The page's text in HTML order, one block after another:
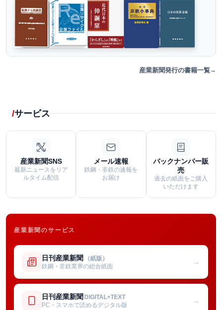
産業新聞発行の書籍一覧
サービス
産業新聞SNS
最新ニュースをリア
ルタイム配信
メール速報
鉄鋼・非鉄の速報を
お届け
バックナンバー販
売
過去の紙面をご購入
いただけます
産業新聞のサービス
日刊産業新聞 （紙版）
鉄鋼・非鉄業界の総合紙面
→
日刊産業新聞 DIGITAL+TEXT
PC・スマホで読めるデジタル版
→